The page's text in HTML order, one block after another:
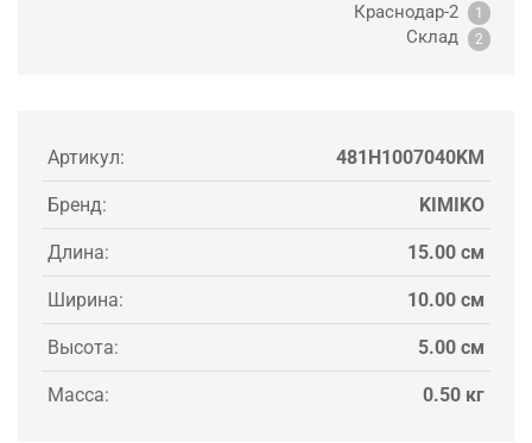
Краснодар-2 1
Склад 2
Артикул: 481H1007040KM
Бренд: KIMIKO
Длина: 15.00 см
Ширина: 10.00 см
Высота: 5.00 см
Масса: 0.50 кг